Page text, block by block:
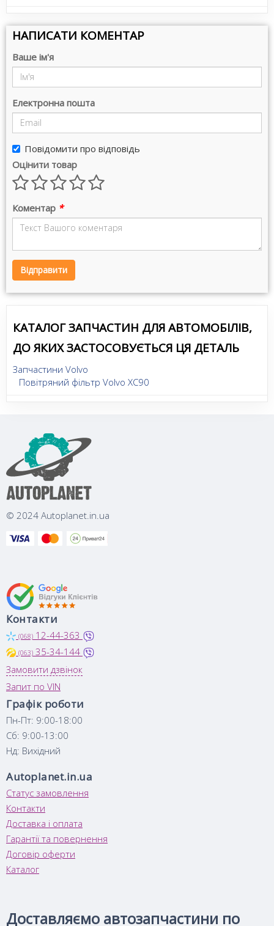
НАПИСАТИ КОМЕНТАР
Ваше ім'я
Електронна пошта
Повідомити про відповідь
Оцінити товар
Коментар *
Відправити
КАТАЛОГ ЗАПЧАСТИН ДЛЯ АВТОМОБІЛІВ,
ДО ЯКИХ ЗАСТОСОВУЄТЬСЯ ЦЯ ДЕТАЛЬ
Запчастини Volvo
Повітряний фільтр Volvo XC90
© 2024 Autoplanet.in.ua
Контакти
(068) 12-44-363
(063) 35-34-144
Замовити дзвінок
Запит по VIN
Графік роботи
Пн-Пт: 9:00-18:00
Сб: 9:00-13:00
Нд: Вихідний
Autoplanet.in.ua
Статус замовлення
Контакти
Доставка і оплата
Гарантії та повернення
Договір оферти
Каталог
Доставляємо автозапчастини по